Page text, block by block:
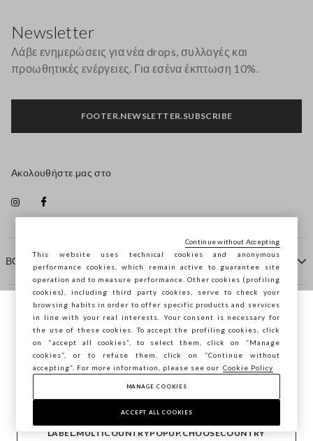
ΒΟΗΘΕΙΑ
ΠΡΑΚΤΟΡΕΙΟ
ΕΠΙΚΟΙΝΩΝΗΣΤΕ ΜΑΖΙ ΜΑΣ
Newsletter
Λάβε ενημερώσεις για νέα drops, συλλογές και
προωθητικές ενέργειες. Για εσένα έκπτωση 10%.
FOOTER.NEWSLETTER.SUBSCRIBE
Ακολουθήστε μας στο
Copyright © Ovs S.p.A. ΑΦΜ: 04240010274 - Εταιρικό
κεφάλαιο 290.923.470 -
Περιηγείστε στο STEFANEL Ελλάδας, θέλετε
να αποθηκεύσετε την τοποθεσία σας;
ΕΠΙΒΕΒΑΊΩΣΗ
LABEL.MULTICOUNTRYPOPUP.CHOOSECOUNTRY
footer.item.country Ελλάδα
This website uses technical cookies and anonymous
performance cookies, which remain active to guarantee site
operation and to measure performance. Other cookies (profiling
cookies), including third party cookies, serve to check your
browsing habits in order to offer specific products and services
in line with your real interests. Your consent is necessary for
the use of these cookies. To accept the profiling cookies, click
on "accept all cookies”, to select them, click on “Manage
cookies”, or to refuse them, click on “Continue without
accepting”. For more information, please see our Cookie Policy
MANAGE COOKIES
ACCEPT ALL COOKIES
Continue without Accepting